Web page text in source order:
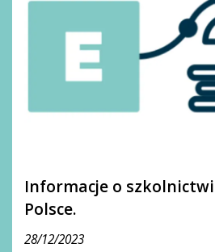
Informacje o
Polsce.
28/12/2023